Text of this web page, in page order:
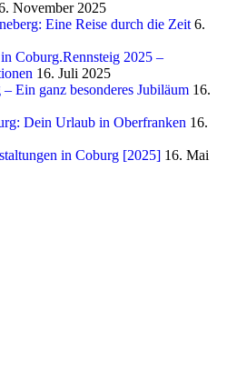
November 2025
Eine Reise durch die Zeit 6.
Coburg.Rennsteig 2025 –
16. Juli 2025
Ein ganz besonderes Jubiläum 16.
Dein Urlaub in Oberfranken 16.
in Coburg [2025] 16. Mai